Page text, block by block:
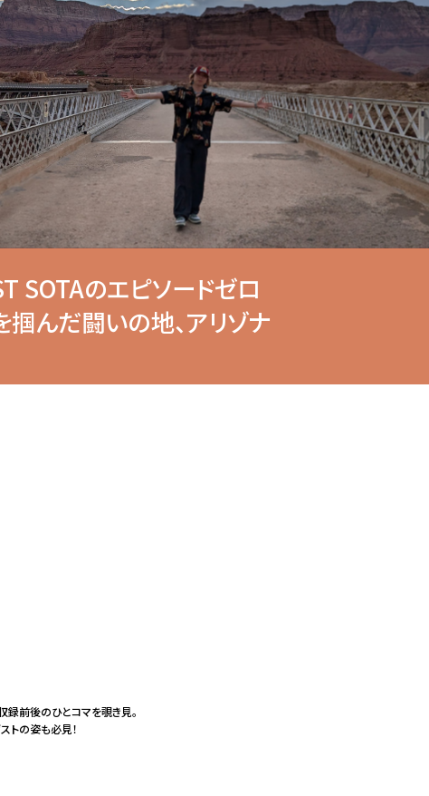
SOTAのエピソードゼロ
んだ闘いの地、アリゾナ
前後のひとコマを覗き見。
トの姿も必見！